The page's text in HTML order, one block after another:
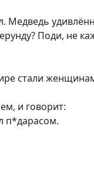
Медведь
Поди, не
стали
и говорит:
п*дарасом.